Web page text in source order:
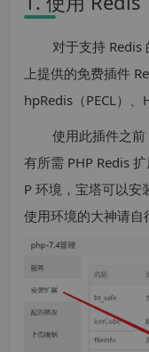
对于支持 Redis
上提供的免费插件
hpRedis（PECL）、
使用此插件之
有所需 PHP Redis
P 环境，宝塔可以安
使用环境的大神请自